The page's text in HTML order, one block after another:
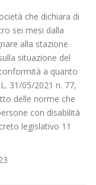
che dichiara di
sei mesi dalla
alla stazione
situazione del
a quanto
31/05/2021 n. 77,
delle norme che
con disabilità
legislativo 11